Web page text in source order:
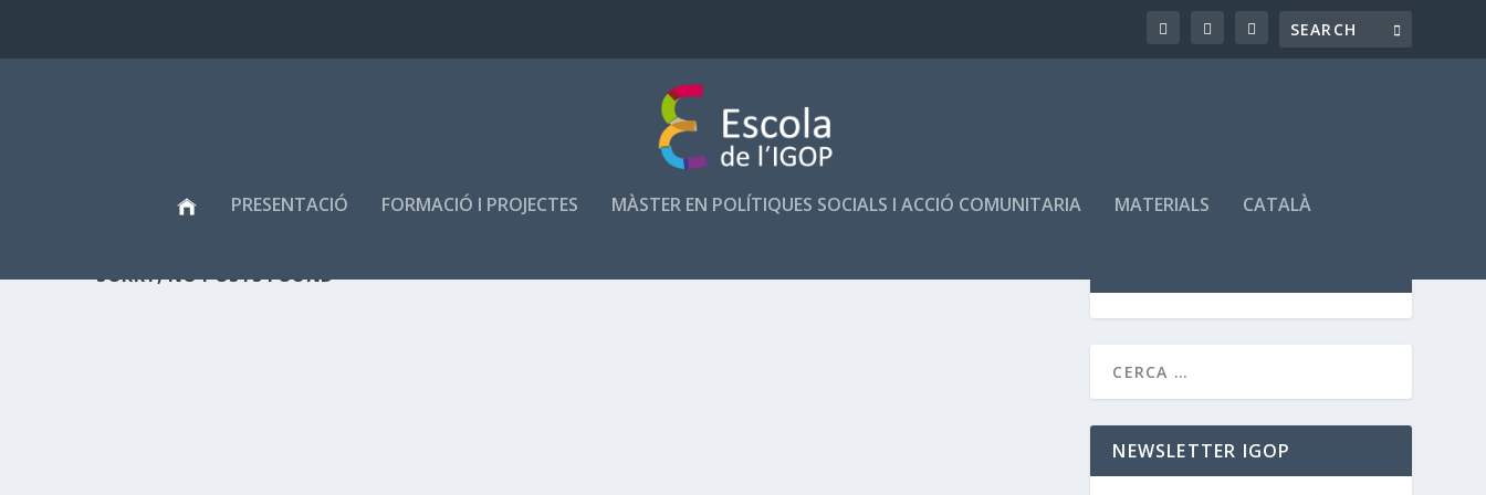
PRESENTACIÓ FORMACIÓ I PROJECTES MÀSTER EN POLÍTIQUES SOCIALS I ACCIÓ COMUNITARIA MATERIALS CATALÀ
SORRY, NO POSTS FOUND
NEWSLETTER IGOP